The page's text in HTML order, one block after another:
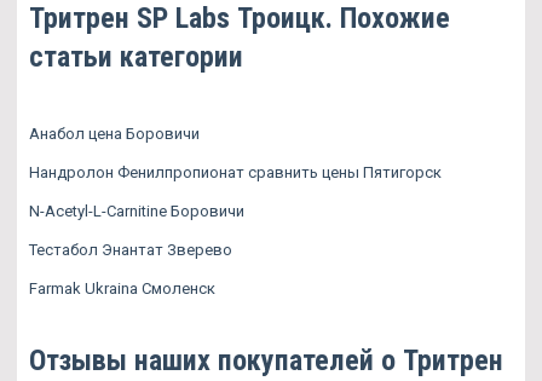
Тритрен SP Labs Троицк. Похожие
статьи категории
Анабол цена Боровичи
Нандролон Фенилпропионат сравнить цены Пятигорск
N-Acetyl-L-Carnitine Боровичи
Тестабол Энантат Зверево
Farmak Ukraina Смоленск
Отзывы наших покупателей о Тритрен